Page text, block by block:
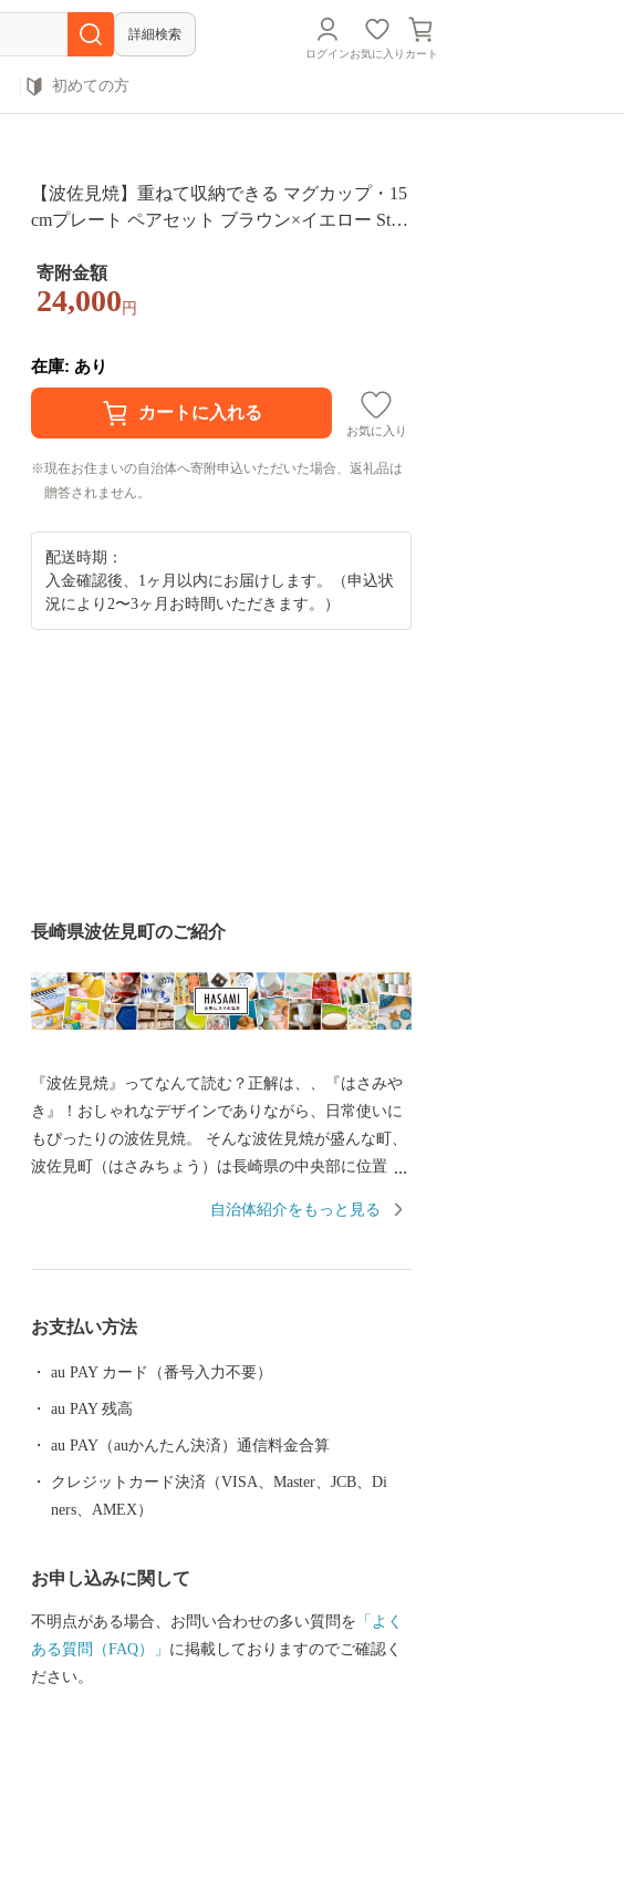
詳細検索
ログインお気に入り カート
初めての方
【波佐見焼】重ねて収納できる マグカップ・15
cmプレート ペアセット ブラウン×イエロー Stac
寄附金額
24,000 円
在庫: あり
お気に入り
現在お住まいの自治体へ寄附申込いただいた場合、返礼品は
贈答されません。
配送時期：
入金確認後、1ヶ月以内にお届けします。（申込状
況により2〜3ヶ月お時間いただきます。）
長崎県波佐見町のご紹介
『波佐見焼』ってなんて読む？正解は、、『はさみや
き』！おしゃれなデザインでありながら、日常使いに
もぴったりの波佐見焼。 そんな波佐見焼が盛んな町、
波佐見町（はさみちょう）は長崎県の中央部に位置
田百選に選ばれた「鬼木棚田」にみられるように、豊
います。 今なお多くの窯元が集積する中尾山には世界
品であった磁器を広く普及させるとともに、食文化に
も大きな影響を与えたといわれています。 そして近年
においても、日本の食卓を彩るおしゃれで機能的な日
など、ここでは紹介しきれません。長崎へお越しの際
自治体紹介をもっと見る
お支払い方法
au PAY カード（番号入力不要）
au PAY 残高
au PAY（auかんたん決済）通信料金合算
クレジットカード決済（VISA、Master、JCB、Di
ners、AMEX）
お申し込みに関して
不明点がある場合、お問い合わせの多い質問を 「よく
ある質問（FAQ）」 に掲載しておりますのでご確認く
ださい。